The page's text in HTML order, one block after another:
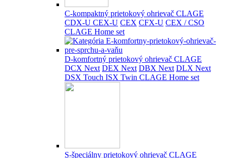
C-kompaktný prietokový ohrievač CLAGE
CDX-U CEX-U CEX CFX-U CEX / CSO
CLAGE Home set
D-komfortný prietokový ohrievač CLAGE
DCX Next DEX Next DBX Next DLX Next
DSX Touch ISX Twin CLAGE Home set
S-špeciálny prietokový ohrievač CLAGE